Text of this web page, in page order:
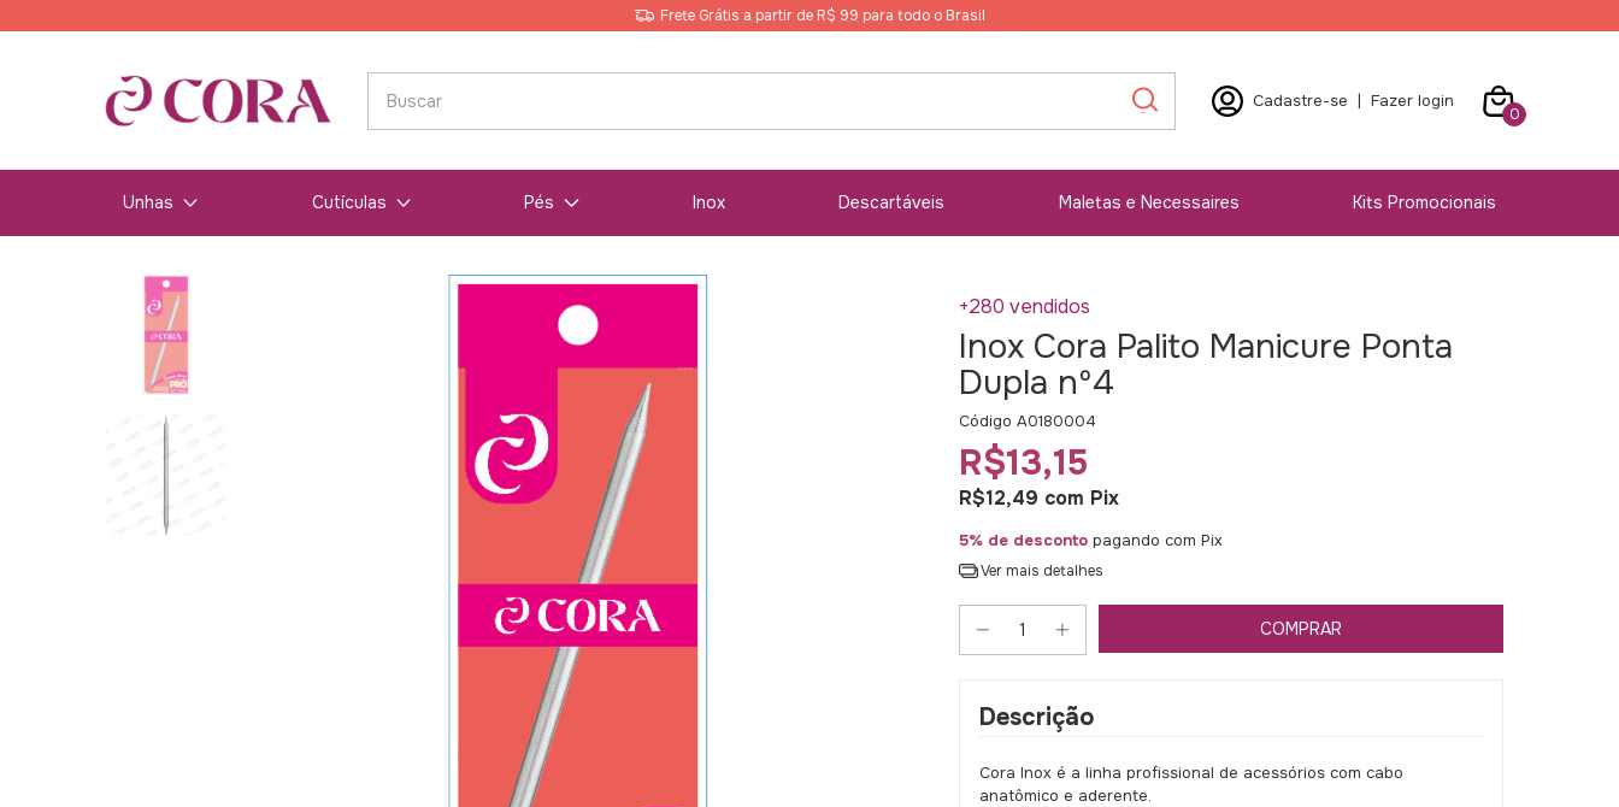
Frete Grátis a partir de R$ 99 para todo o Brasil
Cadastre-se | Fazer login
0
Unhas Cutículas Pés Inox Descartáveis Maletas e Necessaires Kits Promocionais
+280 vendidos
Inox Cora Palito Manicure Ponta
Dupla nº4
Código A0180004
R$13,15
R$12,49 com Pix
5% de desconto pagando com Pix
Ver mais detalhes
Descrição
Cora Inox é a linha profissional de acessórios com cabo
anatômico e aderente.